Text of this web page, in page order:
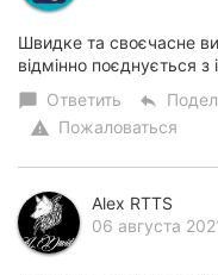
Чернигов
Черкассы
Черновцы
Сумы
Ивано-
Швидке та своєчасне
відмінно поєднується з
chat_bubble Ответить reply
warning Пожаловаться
Alex RTTS
06 августа